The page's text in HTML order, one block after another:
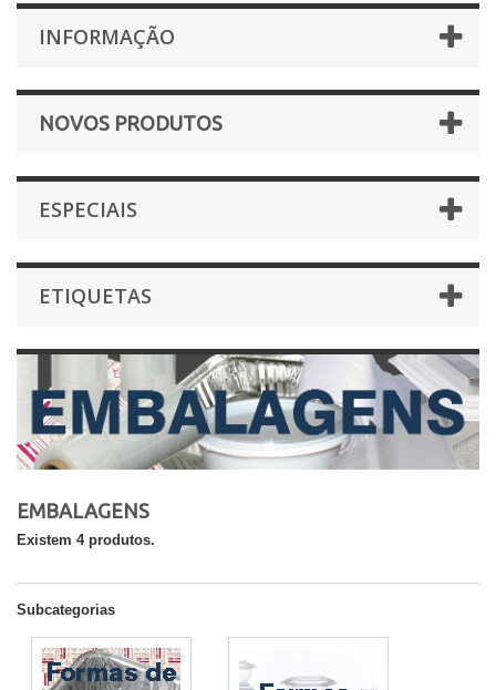
INFORMAÇÃO
NOVOS PRODUTOS
ESPECIAIS
ETIQUETAS
EMBALAGENS
Existem 4 produtos.
Subcategorias